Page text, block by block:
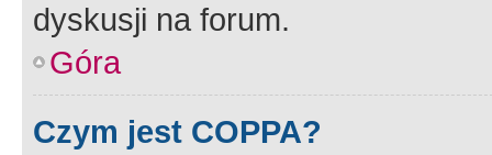
dyskusji na forum.
Góra
Czym jest COPPA?